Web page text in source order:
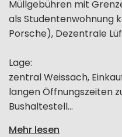
Müllgebühren mit
als Studentenwohnung
Porsche), Dezentrale
Lage:
zentral Weissach,
langen Öffnungszeiten
Bushaltestell...
Mehr lesen